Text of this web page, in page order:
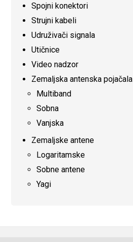
Spojni konektori
Strujni kabeli
Udruživači signala
Utičnice
Video nadzor
Zemaljska antenska pojačala
Multiband
Sobna
Vanjska
Zemaljske antene
Logaritamske
Sobne antene
Yagi